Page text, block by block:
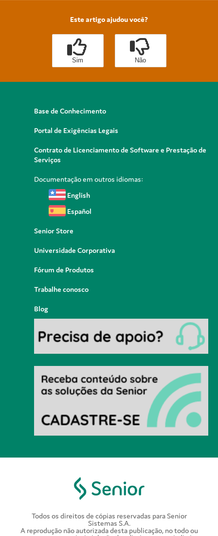
Este artigo ajudou você?
Sim Não
Base de Conhecimento
Portal de Exigências Legais
Contrato de Licenciamento de Software e Prestação de
Serviços
Documentação em outros idiomas:
English
Español
Senior Store
Universidade Corporativa
Fórum de Produtos
Trabalhe conosco
Blog
Todos os direitos de cópias reservadas para Senior
Sistemas S.A.
A reprodução não autorizada desta publicação, no todo ou